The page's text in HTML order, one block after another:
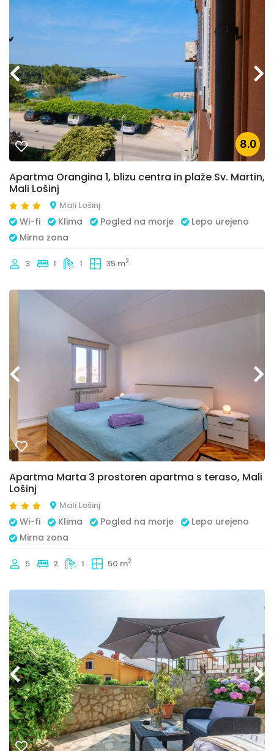
8.0
Apartma Orangina 1, blizu centra in plaže Sv. Martin,
Mali Lošinj
Mali Lošinj
Wi-fi Klima Pogled na morje
Lepo urejeno
Mirna zona
3 1 1 35 m2
Apartma Marta 3 prostoren apartma s teraso, Mali
Lošinj
Mali Lošinj
Wi-fi Klima Pogled na morje
Lepo urejeno
Mirna zona
5 2 1 50 m2